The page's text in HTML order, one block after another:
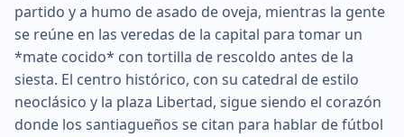
partido y a humo de asado de oveja, mientras la gente
se reúne en las veredas de la capital para tomar un
*mate cocido* con tortilla de rescoldo antes de la
siesta. El centro histórico, con su catedral de estilo
neoclásico y la plaza Libertad, sigue siendo el corazón
donde los santiagueños se citan para hablar de fútbol